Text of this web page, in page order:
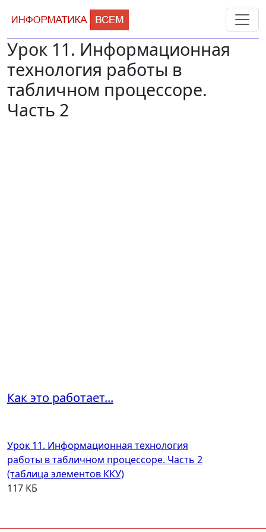
Урок 11. Информационная
технология работы в
табличном процессоре.
Часть 2
Как это работает...
Урок 11. Информационная технология
работы в табличном процессоре. Часть 2
(таблица элементов ККУ)
117 КБ